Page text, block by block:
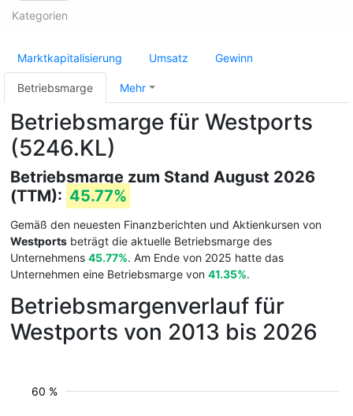
Kategorien
Marktkapitalisierung Umsatz Gewinn
Betriebsmarge Mehr
Betriebsmarge für Westports
(5246.KL)
Betriebsmarge zum Stand August 2026
(TTM): 45.77%
Gemäß den neuesten Finanzberichten und Aktienkursen von
Westports beträgt die aktuelle Betriebsmarge des
Unternehmens 45.77%. Am Ende von 2025 hatte das
Unternehmen eine Betriebsmarge von 41.35%.
Betriebsmargenverlauf für
Westports von 2013 bis 2026
60 %